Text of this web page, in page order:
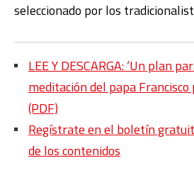
seleccionado por los
LEE Y DESCARGA: ‘Un plan
meditación del papa
(PDF)
Regístrate en el boletín
de los contenidos